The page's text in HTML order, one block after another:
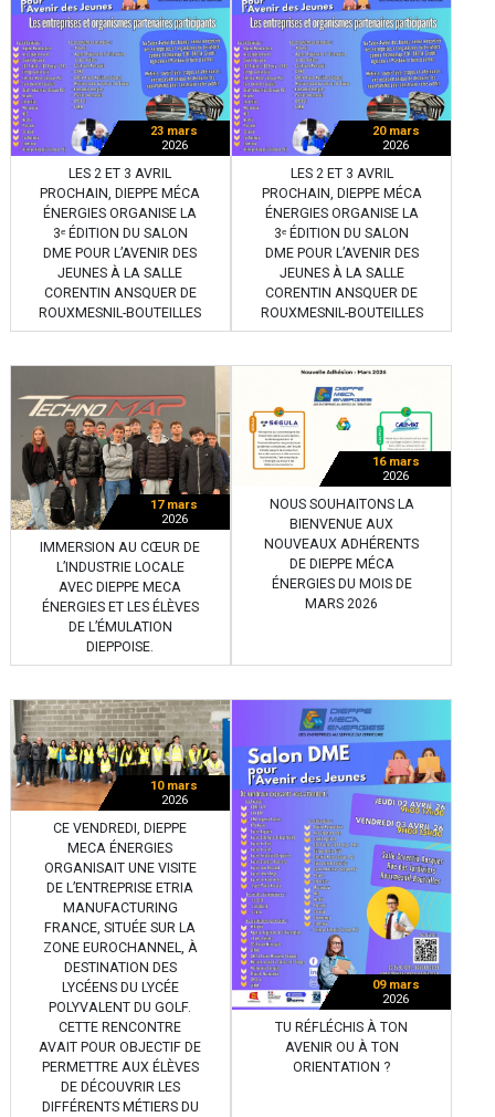
23 mars
2026
LES 2 ET 3 AVRIL
PROCHAIN, DIEPPE MÉCA
ÉNERGIES ORGANISE LA
3ᵉ ÉDITION DU SALON
DME POUR L’AVENIR DES
JEUNES À LA SALLE
CORENTIN ANSQUER DE
ROUXMESNIL-BOUTEILLES
20 mars
2026
LES 2 ET 3 AVRIL
PROCHAIN, DIEPPE MÉCA
ÉNERGIES ORGANISE LA
3ᵉ ÉDITION DU SALON
DME POUR L’AVENIR DES
JEUNES À LA SALLE
CORENTIN ANSQUER DE
ROUXMESNIL-BOUTEILLES
17 mars
2026
IMMERSION AU CŒUR DE
L’INDUSTRIE LOCALE
AVEC DIEPPE MECA
ÉNERGIES ET LES ÉLÈVES
DE L’ÉMULATION
DIEPPOISE.
16 mars
2026
NOUS SOUHAITONS LA
BIENVENUE AUX
NOUVEAUX ADHÉRENTS
DE DIEPPE MÉCA
ÉNERGIES DU MOIS DE
MARS 2026
10 mars
2026
CE VENDREDI, DIEPPE
MECA ÉNERGIES
ORGANISAIT UNE VISITE
DE L’ENTREPRISE ETRIA
MANUFACTURING
FRANCE, SITUÉE SUR LA
ZONE EUROCHANNEL, À
DESTINATION DES
LYCÉENS DU LYCÉE
POLYVALENT DU GOLF.
CETTE RENCONTRE
AVAIT POUR OBJECTIF DE
PERMETTRE AUX ÉLÈVES
DE DÉCOUVRIR LES
DIFFÉRENTS MÉTIERS DU
09 mars
2026
TU RÉFLÉCHIS À TON
AVENIR OU À TON
ORIENTATION ?